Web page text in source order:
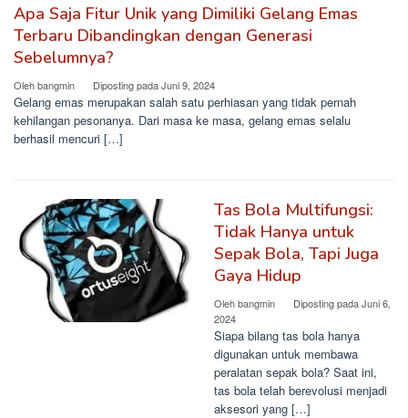
Apa Saja Fitur Unik yang Dimiliki Gelang Emas
Terbaru Dibandingkan dengan Generasi
Sebelumnya?
Olehbangmin Diposting padaJuni 9, 2024
Gelang emas merupakan salah satu perhiasan yang tidak pernah
kehilangan pesonanya. Dari masa ke masa, gelang emas selalu
berhasil mencuri […]
Tas Bola Multifungsi:
Tidak Hanya untuk
Sepak Bola, Tapi Juga
Gaya Hidup
Olehbangmin Diposting padaJuni 6,
2024
Siapa bilang tas bola hanya
digunakan untuk membawa
peralatan sepak bola? Saat ini,
tas bola telah berevolusi menjadi
aksesori yang […]